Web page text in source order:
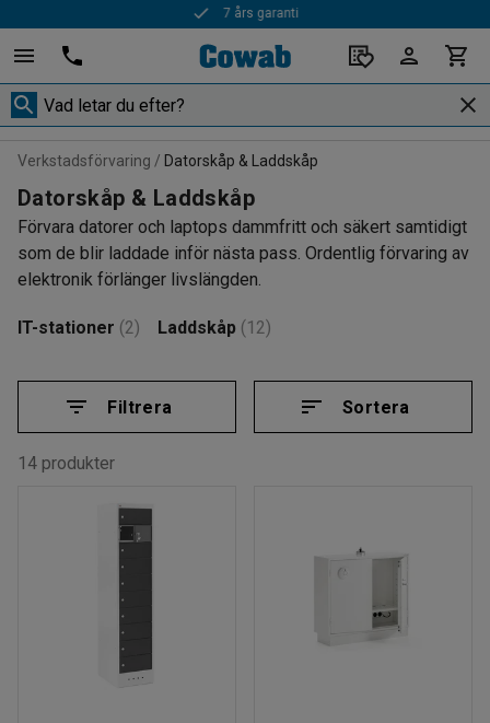
Snabba leveranser
Verkstadsförvaring Datorskåp & Laddskåp
Datorskåp & Laddskåp
Förvara datorer och laptops dammfritt och säkert samtidigt
som de blir laddade inför nästa pass. Ordentlig förvaring av
elektronik förlänger livslängden.
IT-stationer (2) Laddskåp (12)
Filtrera Sortera
14 produkter